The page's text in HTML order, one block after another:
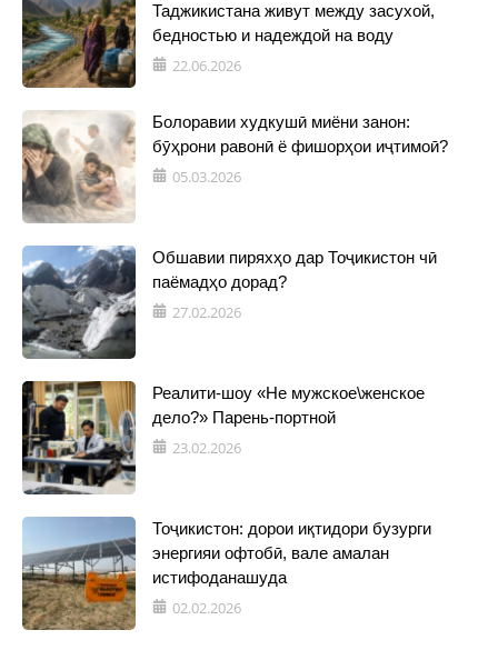
Таджикистана живут между засухой,
бедностью и надеждой на воду
22.06.2026
Болоравии худкушӣ миёни занон:
бӯҳрони равонӣ ё фишорҳои иҷтимоӣ?
05.03.2026
Обшавии пиряхҳо дар Тоҷикистон чӣ
паёмадҳо дорад?
27.02.2026
Реалити-шоу «Не мужское\женское
дело?» Парень-портной
23.02.2026
Тоҷикистон: дорои иқтидори бузурги
энергияи офтобӣ, вале амалан
истифоданашуда
02.02.2026